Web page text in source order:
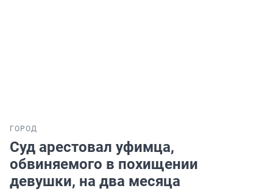
ГОРОД
Суд арестовал уфимца,
обвиняемого в похищении
девушки, на два месяца